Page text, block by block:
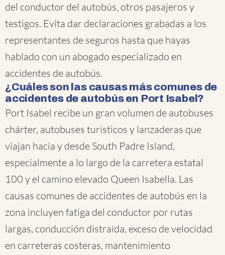
del conductor del autobús, otros pasajeros y
testigos. Evita dar declaraciones grabadas a los
representantes de seguros hasta que hayas
hablado con un abogado especializado en
accidentes de autobús.
¿Cuáles son las causas más comunes de
accidentes de autobús en Port Isabel?
Port Isabel recibe un gran volumen de autobuses
chárter, autobuses turísticos y lanzaderas que
viajan hacia y desde South Padre Island,
especialmente a lo largo de la carretera estatal
100 y el camino elevado Queen Isabella. Las
causas comunes de accidentes de autobús en la
zona incluyen fatiga del conductor por rutas
largas, conducción distraída, exceso de velocidad
en carreteras costeras, mantenimiento